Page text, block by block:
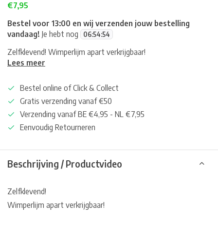
€7,95
Bestel voor 13:00 en wij verzenden jouw bestelling
vandaag! Je hebt nog 06:54:54
Zelfklevend! Wimperlijm apart verkrijgbaar!
Lees meer
Bestel online of Click & Collect
Gratis verzending vanaf €50
Verzending vanaf BE €4,95 - NL €7,95
Eenvoudig Retourneren
Beschrijving / Productvideo
Zelfklevend!
Wimperlijm apart verkrijgbaar!